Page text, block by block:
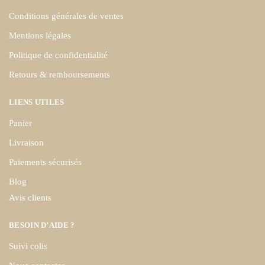
Conditions générales de ventes
Mentions légales
Politique de confidentialité
Retours & remboursements
LIENS UTILES
Panier
Livraison
Paiements sécurisés
Blog
Avis clients
BESOIN D’AIDE ?
Suivi colis